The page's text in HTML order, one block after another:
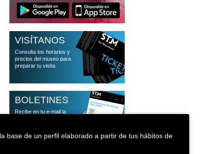
VISÍTANOS
Consulta los horarios y
precios del museo para
preparar tu visita.
BOLETINES
Recibe en tu e-mail la
base de un perfil elaborado a partir de tus hábitos de